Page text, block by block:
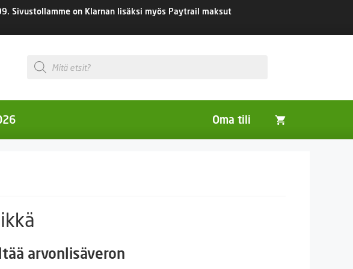
Sivustollamme on Klarnan lisäksi myös Paytrail maksut
Products
search
Oma tili
arvonlisäveron